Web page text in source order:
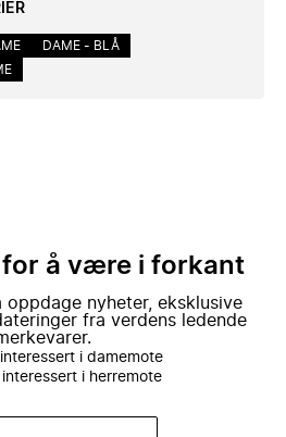
DAME - BLÅ
for å være i forkant
nyheter, eksklusive
fra verdens ledende
i damemote
i herremote